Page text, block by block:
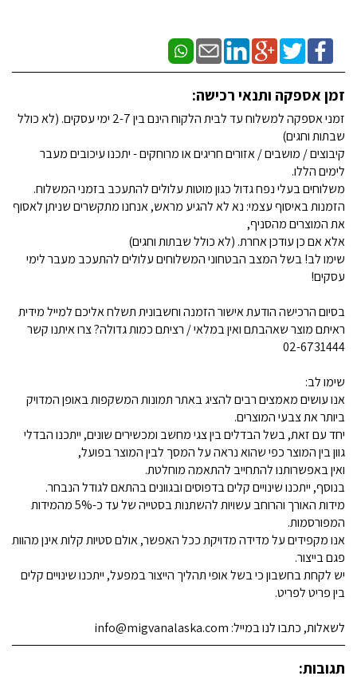
זמן אספקה ותנאי רכישה:
זמני אספקה למשלוח עד לבית הלקוח הינם בין 2-7 ימי עסקים. (לא כולל
שבתות וחגים)
קיבוצים / מושבים / אזורים חריגים או מרוחקים - יתכנו עיכובים מעבר
לימים הללו.
משלוחים בעלי נפח גדול כגון מוטות עלולים להתעכב בזמני המשלוח.
הזמנות באיסוף עצמי: נא לא להגיע מראש, אנחנו מתקשרים שניתן לאסוף
את המוצרים מהסניף,
אלא אם כן עודכן אחרת. (לא כולל שבתות וחגים)
שימו לב! בשל המצב הבטחוני המשלוחים עלולים להתעכב מעבר לימי
עסקים!
בסיום הרכישה הודעת אישור הזמנה וחשבונית תשלח אליכם למייל מידית
ראיתם מוצר שאהבתם ואין במלאי / רציתם כמות גדולה? צרו איתנו קשר
02-6731444
שימו לב:
אנו עושים מאמצים רבים להציג באתר תמונות המשקפות באופן המדויק
ביותר את צבעי המוצרים.
יחד עם זאת, בשל הבדלים בין צגי מחשב ומכשירים שונים, ייתכנו הבדלי
גוון בין המוצר כפי שהוא נראה על המסך לבין המוצר בפועל,
ואין באפשרותנו להתחייב להתאמה מוחלטת.
בנוסף, ייתכנו שינויים קלים בדפוסים ובגוונים בהתאם לגודל הנבחר.
מידות האורך והרוחב עשויות להשתנות בסטייה של עד כ-5% מהמידות
המפורסמות.
אנו מקפידים על מדידה מדויקת ככל האפשר, אולם סטיות קלות אינן מהוות
פגם בייצור.
יש לקחת בחשבון כי בשל אופי תהליך הייצור במפעל, ייתכנו שינויים קלים
בין פריט לפריט.
לשאלות, כתבו לנו במייל: info@migvanalaska.com
תגובות: